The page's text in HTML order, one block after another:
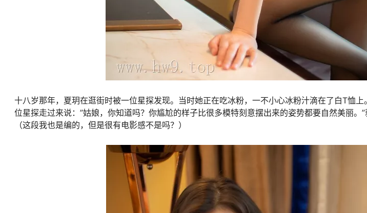
十八岁那年，夏玥在逛街时被一位星探发现。当时她正在吃冰粉，一不小心冰粉汁滴在了白T恤
位星探走过来说：”姑娘，你知道吗？你尴尬的样子比很多模特刻意摆出来的姿势都要自然美丽。
（这段我也是编的，但是很有电影感不是吗？）